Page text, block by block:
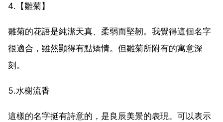
4.【雛菊】
雛菊的花語是純潔天真、柔弱而堅韌。我覺得這個名字
很適合，雖然顯得有點矯情。但雛菊所附有的寓意深
刻。
5.水榭流香
這樣的名字挺有詩意的，是良辰美景的表現。可以表示